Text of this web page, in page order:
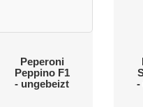
Peperoni
Peppino F1
- ungebeizt
-